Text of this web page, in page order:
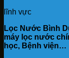
lĩnh vực
Lọc Nước Bình
máy lọc nước
học, Bệnh viện…